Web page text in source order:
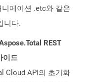
메이션 .etc와 같은
니다.
REST
이드
Cloud API의 초기화